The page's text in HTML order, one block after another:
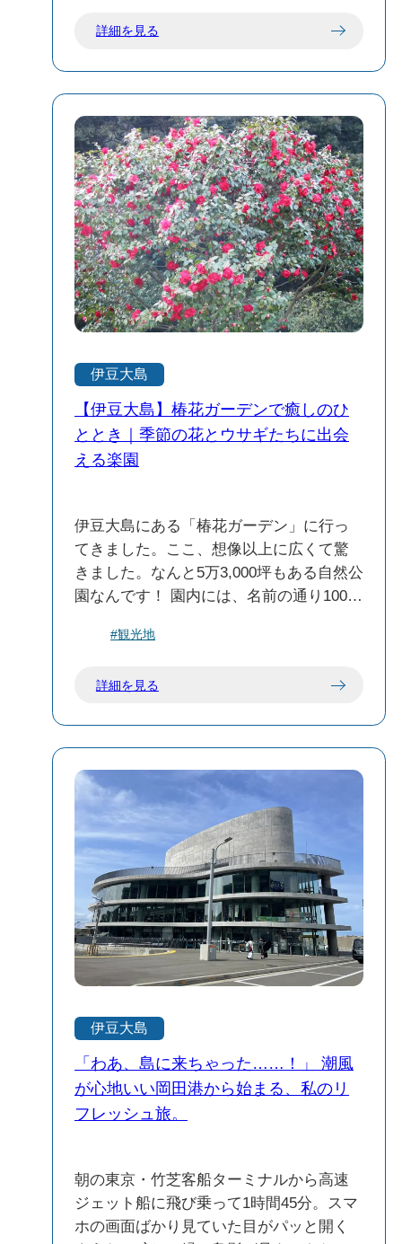
り返された火山の噴火により積み重なっ
な縞模様を描いており、まさに自然が作
った“芸術”。 そのスケールも驚きで、高
さおよそ30メートル、長さは600メートル
以上。写真で見るよりも実物は遥かにダ
イナミックで、目の前にすると言葉を失
います。これだけの規模で火山の歴史が
視覚的に確認できる場所は、世界的に見
てもかなり貴重です。 観光ガイドなどで
はよく「車窓から眺めるのが定番」と紹
介されていますが、個人的には車を少し
停めて、ゆっくりとその全貌を眺めるの
がおすすめ。断層の一層一層に、島の時
間の積み重なりを感じずにはいられませ
ん。 動画や写真に収めるのも良いです
が、現地で“肌で感じる”重みと迫力は、や
して捉えることができる、非常に印象深
いスポットです。
詳細を見る
伊豆大島
【伊豆大島】椿花ガーデンで癒しのひ
ととき｜季節の花とウサギたちに出会
える楽園
伊豆大島にある「椿花ガーデン」に行っ
てきました。ここ、想像以上に広くて驚
きました。なんと5万3,000坪もある自然公
園なんです！ 園内には、名前の通り100種
群。季節によってはアジサイやシャクナ
して色とりどりの花が楽しめます。僕が
に一番印象的だったのは「ウサギの
森」。ここではウサギたちが放し飼いに
されていて、直接エサをあげられるんで
す。人懐っこい子も多くて、大人でも思
わずニヤけてしまうかわいさ。癒し効果
ハンパないです（笑） そして忘れちゃい
けないのが、「富士見の丘」からの眺
め。晴れた日には伊豆半島越しに富士山
がくっきり見えて、まさに絶景！カメラ
花好き、自然好き、動物好き、みんなに
オススメしたい癒しスポットでした。
#観光地
詳細を見る
伊豆大島
「わあ、島に来ちゃった……！」 潮風
が心地いい岡田港から始まる、私のリ
フレッシュ旅。
朝の東京・竹芝客船ターミナルから高速
ジェット船に飛び乗って1時間45分。スマ
ホの画面ばかり見ていた目がパッと開く